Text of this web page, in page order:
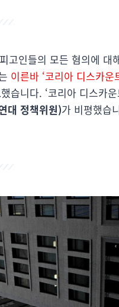
고인들의 모든 혐의에 대
이른바 ‘코리아 디스카운
했습니다. ‘코리아 디스카
대 정책위원)가 비평했습